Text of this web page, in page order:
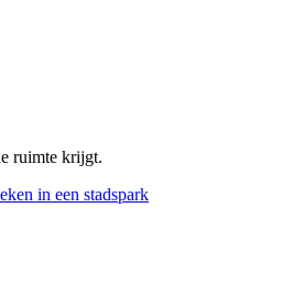
ruimte krijgt.